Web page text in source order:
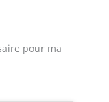
pour ma